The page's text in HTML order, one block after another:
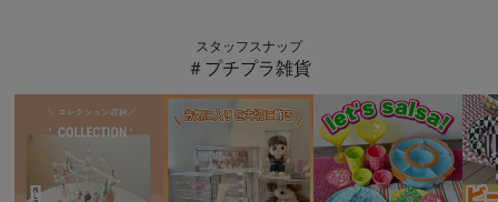
スタッフスナップ
＃プチプラ雑貨